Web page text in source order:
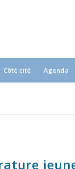
Côté cité Agenda